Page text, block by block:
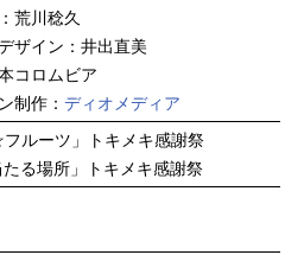
荒川稔久
ザイン：井出直美
コロムビア
制作： ディオメディア
ルーツ」トキメキ感謝祭
る場所」トキメキ感謝祭